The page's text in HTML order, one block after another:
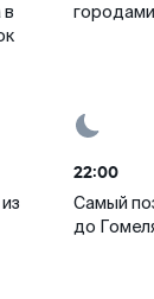
в
городами
22:00
Самый
до